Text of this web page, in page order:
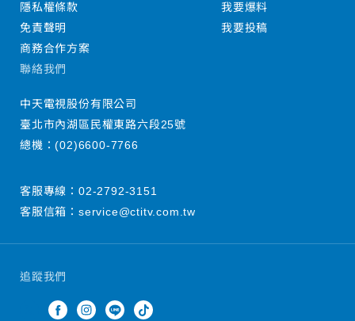
追蹤我們
隱私權條款
免責聲明
商務合作方案
我要爆料
我要投稿
聯絡我們
中天電視股份有限公司
臺北市內湖區民權東路六段25號
總機：(02)6600-7766
客服專線： 02-2792-3151
客服信箱： service@ctitv.com.tw